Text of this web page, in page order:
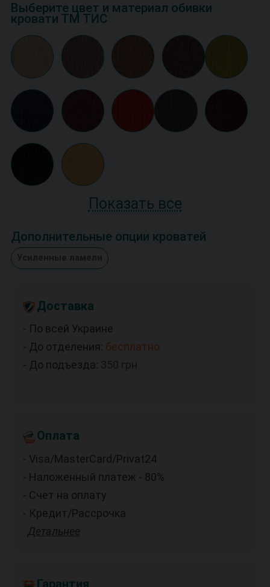
Выберите цвет и материал обивки
кровати ТМ ТИС
Показать все
Дополнительные опции кроватей
Усиленные ламели
Доставка
- По всей Украине
- До отделения: бесплатно
- До подъезда: 350 грн
Оплата
- Visa/MasterCard/Privat24
- Наложенный платеж - 80%
- Счет на оплату
- Кредит/Рассрочка
Детальнее
Гарантия